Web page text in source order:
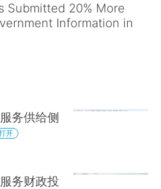
Submitted 20% More
Information in
务供给侧
开
务财政投